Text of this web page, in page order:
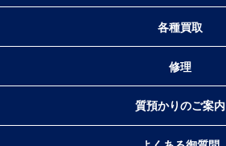
各種買取
修理
質預かりのご案内